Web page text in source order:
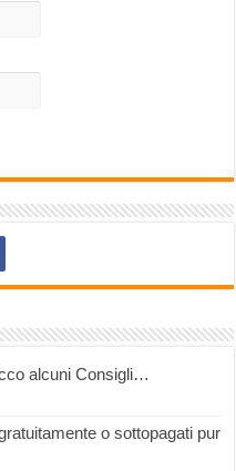
alcuni Consigli…
o sottopagati pur